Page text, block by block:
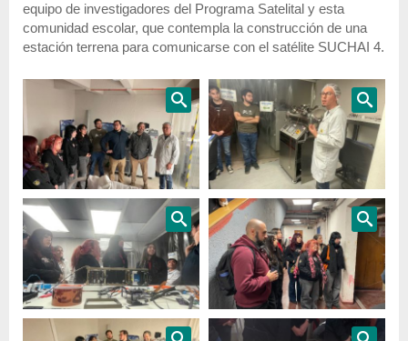
equipo de investigadores del Programa Satelital y esta
comunidad escolar, que contempla la construcción de una
estación terrena para comunicarse con el satélite SUCHAI 4.